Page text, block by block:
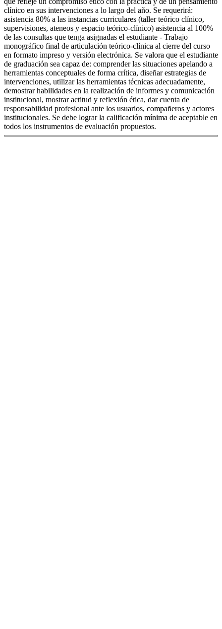
clínico en sus intervenciones a lo largo del año. Se requerirá:
asistencia 80% a las instancias curriculares (taller teórico clínico,
supervisiones, ateneos y espacio teórico-clínico) asistencia al 100%
de las consultas que tenga asignadas el estudiante - Trabajo
monográfico final de articulación teórico-clínica al cierre del curso
en formato impreso y versión electrónica. Se valora que el estudiante
de graduación sea capaz de: comprender las situaciones apelando a
herramientas conceptuales de forma crítica, diseñar estrategias de
intervenciones, utilizar las herramientas técnicas adecuadamente,
demostrar habilidades en la realización de informes y comunicación
institucional, mostrar actitud y reflexión ética, dar cuenta de
responsabilidad profesional ante los usuarios, compañeros y actores
institucionales. Se debe lograr la calificación mínima de aceptable en
todos los instrumentos de evaluación propuestos.